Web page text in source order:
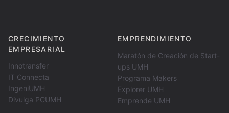
CRECIMIENTO
EMPRESARIAL
Innotransfer
IT Connecta
IngeniUMH
Divulga PCUMH
EMPRENDIMIENTO
Maratón de Creación de Start-
ups UMH
Programa Makers
Explorer UMH
Emprende UMH